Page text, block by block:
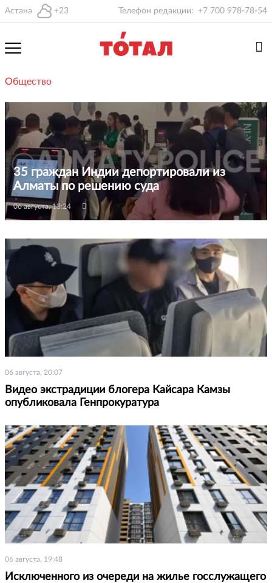
Астана +23 Телефон редакции: +7 700 978-78-54
Общество
35 граждан Индии депортировали из
Алматы по решению суда
06 августа, 13:24
06 августа, 20:07
Видео экстрадиции блогера Кайсара Камзы
опубликовала Генпрокуратура
06 августа, 19:48
Исключенного из очереди на жилье госслужащего